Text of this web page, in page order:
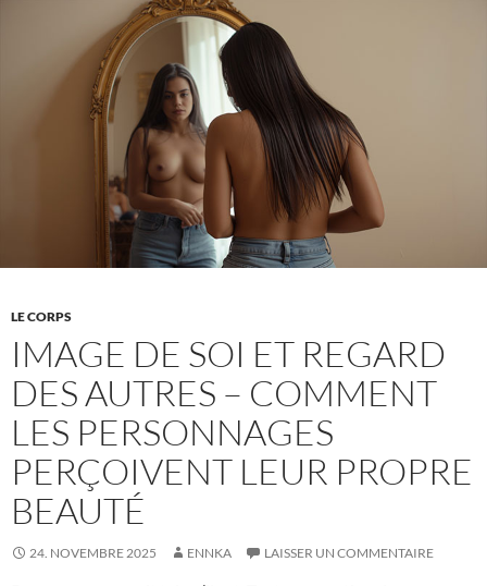
les
auteur·rice·s
d’érotisme
peuvent
apprendre
des
séries
chinoises
ultra-
courtes
LE CORPS
IMAGE DE SOI ET REGARD
DES AUTRES – COMMENT
LES PERSONNAGES
PERÇOIVENT LEUR PROPRE
BEAUTÉ
24. NOVEMBRE 2025 ENNKA LAISSER UN COMMENTAIRE